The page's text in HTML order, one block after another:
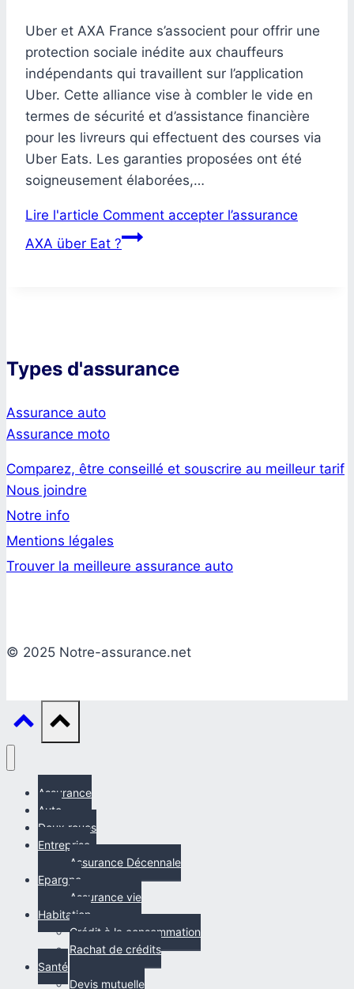
Uber et AXA France s’associent pour offrir une
protection sociale inédite aux chauffeurs
indépendants qui travaillent sur l’application
Uber. Cette alliance vise à combler le vide en
termes de sécurité et d’assistance financière
pour les livreurs qui effectuent des courses via
Uber Eats. Les garanties proposées ont été
soigneusement élaborées,…
Lire l'article Comment accepter l’assurance
AXA über Eat ?
Types d'assurance
Assurance auto
Assurance moto
Comparez, être conseillé et souscrire au meilleur tarif
Nous joindre
Notre info
Mentions légales
Trouver la meilleure assurance auto
© 2025 Notre-assurance.net
Assurance
Auto
Deux roues
Entreprise
Assurance Décennale
Epargne
Assurance vie
Habitation
Crédit à la consommation
Rachat de crédits
Santé
Devis mutuelle